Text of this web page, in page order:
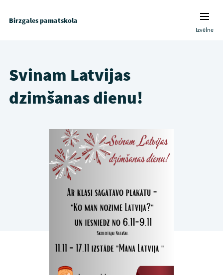
Birzgales pamatskola
Izvēlne
Svinam Latvijas
dzimšanas dienu!